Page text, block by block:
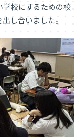
学校にするための校
し合いました。